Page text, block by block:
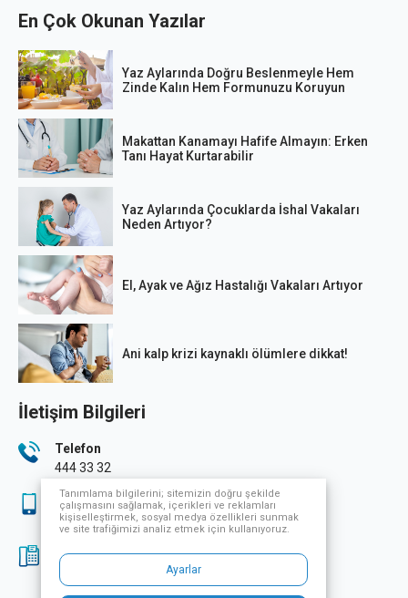
En Çok Okunan Yazılar
Yaz Aylarında Doğru Beslenmeyle Hem
Zinde Kalın Hem Formunuzu Koruyun
Makattan Kanamayı Hafife Almayın: Erken
Tanı Hayat Kurtarabilir
Yaz Aylarında Çocuklarda İshal Vakaları
Neden Artıyor?
El, Ayak ve Ağız Hastalığı Vakaları Artıyor
Ani kalp krizi kaynaklı ölümlere dikkat!
İletişim Bilgileri
Telefon
444 33 32
Sağlık Turizmi
444 33 32
Fax
Tanımlama bilgilerini; sitemizin doğru şekilde
çalışmasını sağlamak, içerikleri ve reklamları
kişiselleştirmek, sosyal medya özellikleri sunmak
ve site trafiğimizi analiz etmek için kullanıyoruz.
Ayarlar